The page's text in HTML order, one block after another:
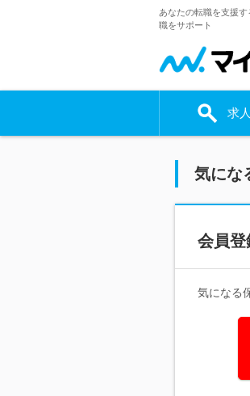
あなたの転職を支援
職をサポート
求
気にな
会員登
気になる